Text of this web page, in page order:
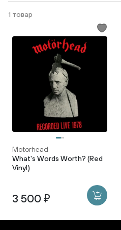
1 товар
Motorhead
What's Words Worth? (Red
Vinyl)
3 500 ₽